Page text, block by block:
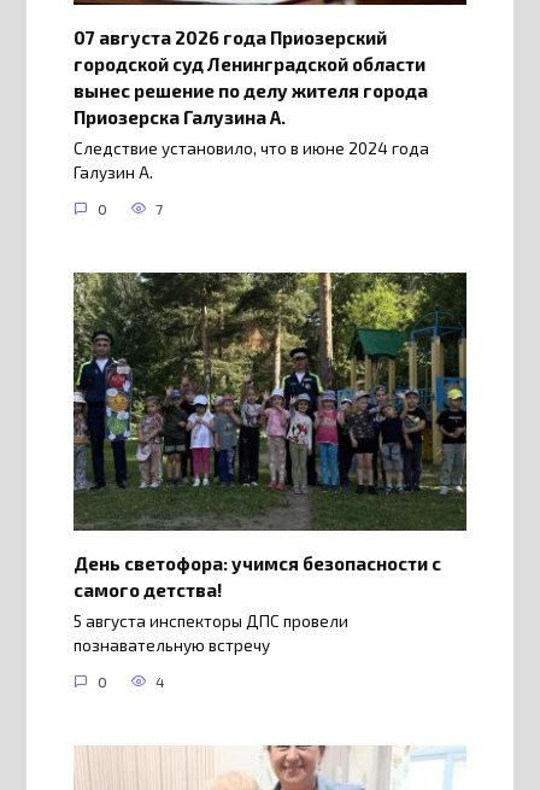
07 августа 2026 года Приозерский
городской суд Ленинградской области
вынес решение по делу жителя города
Приозерска Галузина А.
Следствие установило, что в июне 2024 года
Галузин А.
0 7
День светофора: учимся безопасности с
самого детства!
5 августа инспекторы ДПС провели
познавательную встречу
0 4